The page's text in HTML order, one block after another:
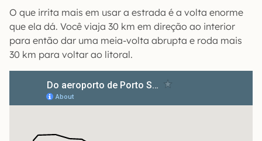
O que irrita mais em usar a estrada é a volta enorme
que ela dá. Você viaja 30 km em direção ao interior
para então dar uma meia-volta abrupta e roda mais
30 km para voltar ao litoral.